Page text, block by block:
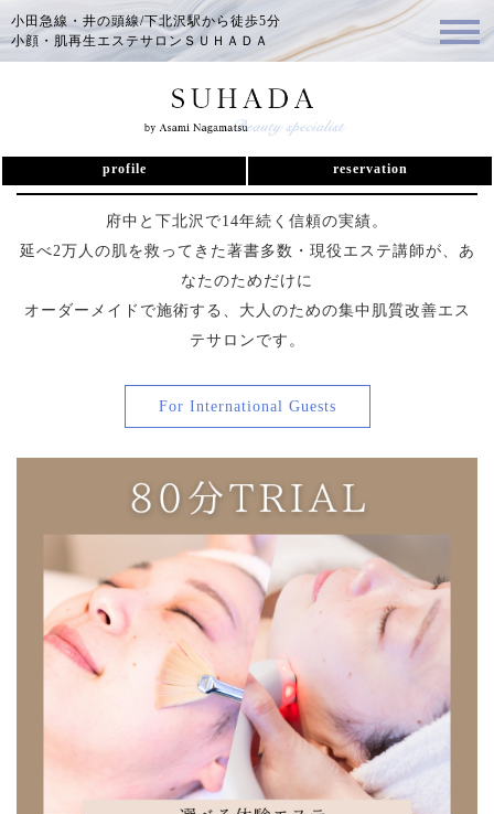
小田急線・井の頭線/下北沢駅から徒歩5分
小顔・肌再生エステサロンＳＵＨＡＤＡ
profile reservation
下北沢駅4分【SUHADA】初回体験エ
府中と下北沢で14年続く信頼の実績。
延べ2万人の肌を救ってきた著書多数・現役エステ講師が、あ
なたのためだけに
オーダーメイドで施術する、大人のための集中肌質改善エス
テサロンです。
For International Guests